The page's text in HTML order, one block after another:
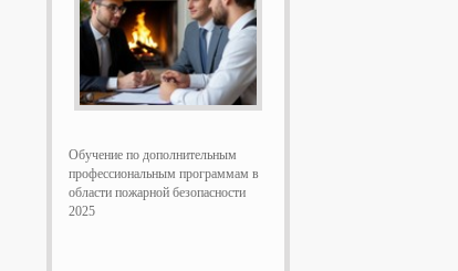
Обучение по дополнительным
профессиональным программам в
области пожарной безопасности
2025